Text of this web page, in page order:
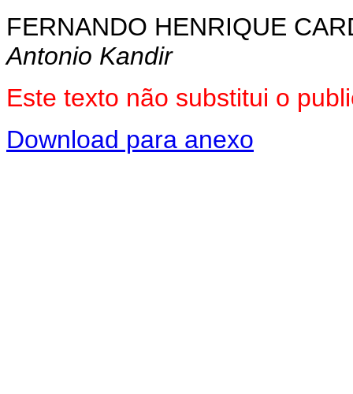
FERNANDO HENRIQUE
Antonio Kandir
Este texto não substitui o
Download para anexo